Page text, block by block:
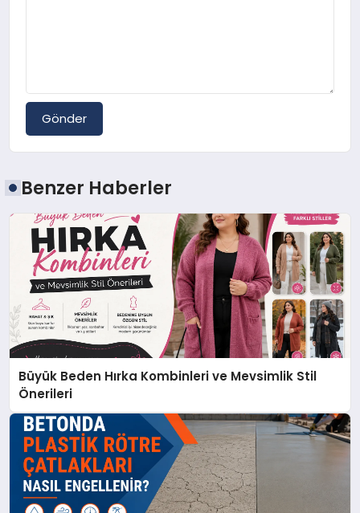
Gönder
Benzer Haberler
Büyük Beden Hırka Kombinleri ve Mevsimlik Stil
Önerileri